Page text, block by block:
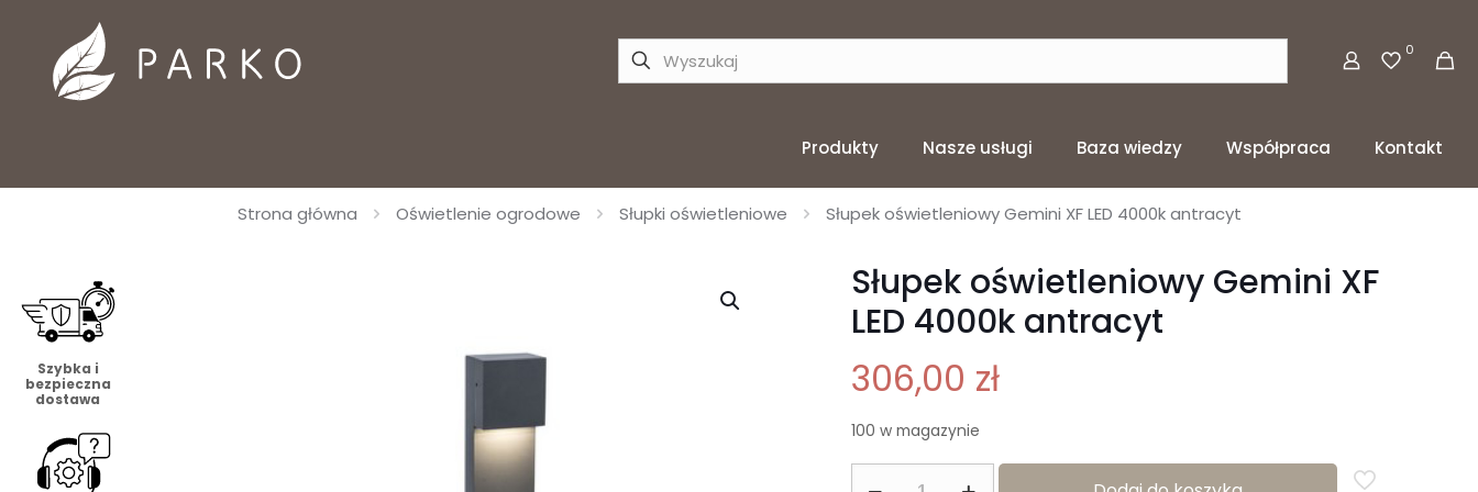
0
Produkty Nasze usługi Baza wiedzy Współpraca Kontakt
Strona główna Oświetlenie ogrodowe Słupki oświetleniowe Słupek oświetleniowy Gemini XF LED 4000k antracyt
Szybka i
bezpieczna
dostawa
Słupek oświetleniowy Gemini XF
LED 4000k antracyt
306,00 zł
100 w magazynie